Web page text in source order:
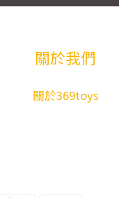
關於我們
關於369toys